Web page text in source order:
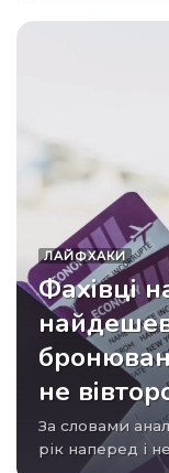
ЛАЙФХАКИ
Фахівці
не
За словами аналітиків, квитки краще придбати не
рік наперед і